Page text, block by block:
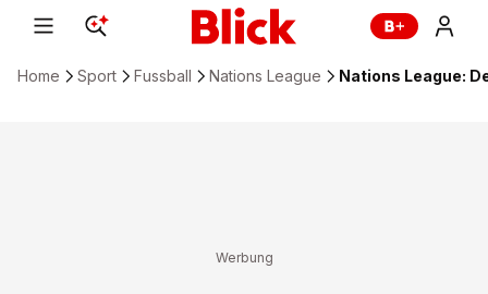
Home Sport Fussball Nations League Nations League: